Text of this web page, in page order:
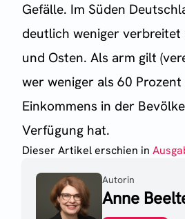
Gefälle. Im Süden
deutlich weniger verbreitet
und Osten. Als arm gilt
wer weniger als 60
Einkommens in der
Verfügung hat.
Dieser Artikel erschien in
Autorin
Anne